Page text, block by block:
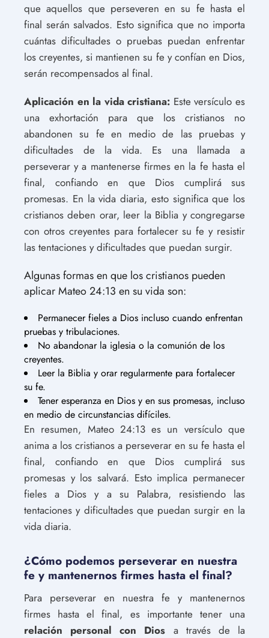
que aquellos que perseveren en su fe hasta el
final serán salvados. Esto significa que no importa
cuántas dificultades o pruebas puedan enfrentar
los creyentes, si mantienen su fe y confían en Dios,
serán recompensados al final.
Aplicación en la vida cristiana: Este versículo es
una exhortación para que los cristianos no
abandonen su fe en medio de las pruebas y
dificultades de la vida. Es una llamada a
perseverar y a mantenerse firmes en la fe hasta el
final, confiando en que Dios cumplirá sus
promesas. En la vida diaria, esto significa que los
cristianos deben orar, leer la Biblia y congregarse
con otros creyentes para fortalecer su fe y resistir
las tentaciones y dificultades que puedan surgir.
Algunas formas en que los cristianos pueden
aplicar Mateo 24:13 en su vida son:
Permanecer fieles a Dios incluso cuando enfrentan
pruebas y tribulaciones.
No abandonar la iglesia o la comunión de los
creyentes.
Leer la Biblia y orar regularmente para fortalecer
su fe.
Tener esperanza en Dios y en sus promesas, incluso
en medio de circunstancias difíciles.
En resumen, Mateo 24:13 es un versículo que
anima a los cristianos a perseverar en su fe hasta el
final, confiando en que Dios cumplirá sus
promesas y los salvará. Esto implica permanecer
fieles a Dios y a su Palabra, resistiendo las
tentaciones y dificultades que puedan surgir en la
vida diaria.
¿Cómo podemos perseverar en nuestra
fe y mantenernos firmes hasta el final?
Para perseverar en nuestra fe y mantenernos
firmes hasta el final, es importante tener una
relación personal con Dios a través de la